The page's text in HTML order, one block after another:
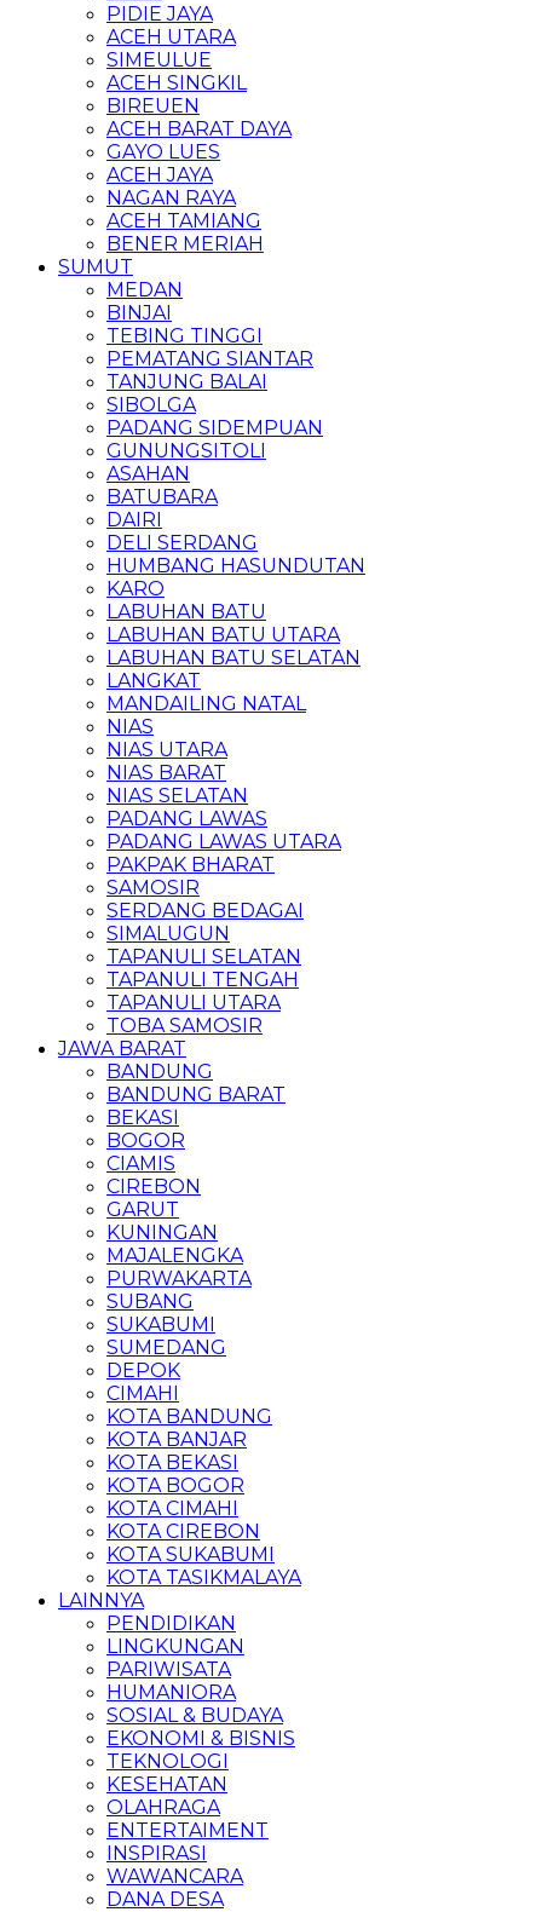
PIDIE JAYA
ACEH UTARA
SIMEULUE
ACEH SINGKIL
BIREUEN
ACEH BARAT DAYA
GAYO LUES
ACEH JAYA
NAGAN RAYA
ACEH TAMIANG
BENER MERIAH
SUMUT
MEDAN
BINJAI
TEBING TINGGI
PEMATANG SIANTAR
TANJUNG BALAI
SIBOLGA
PADANG SIDEMPUAN
GUNUNGSITOLI
ASAHAN
BATUBARA
DAIRI
DELI SERDANG
HUMBANG HASUNDUTAN
KARO
LABUHAN BATU
LABUHAN BATU UTARA
LABUHAN BATU SELATAN
LANGKAT
MANDAILING NATAL
NIAS
NIAS UTARA
NIAS BARAT
NIAS SELATAN
PADANG LAWAS
PADANG LAWAS UTARA
PAKPAK BHARAT
SAMOSIR
SERDANG BEDAGAI
SIMALUGUN
TAPANULI SELATAN
TAPANULI TENGAH
TAPANULI UTARA
TOBA SAMOSIR
JAWA BARAT
BANDUNG
BANDUNG BARAT
BEKASI
BOGOR
CIAMIS
CIREBON
GARUT
KUNINGAN
MAJALENGKA
PURWAKARTA
SUBANG
SUKABUMI
SUMEDANG
DEPOK
CIMAHI
KOTA BANDUNG
KOTA BANJAR
KOTA BEKASI
KOTA BOGOR
KOTA CIMAHI
KOTA CIREBON
KOTA SUKABUMI
KOTA TASIKMALAYA
LAINNYA
PENDIDIKAN
LINGKUNGAN
PARIWISATA
HUMANIORA
SOSIAL & BUDAYA
EKONOMI & BISNIS
TEKNOLOGI
KESEHATAN
OLAHRAGA
ENTERTAIMENT
INSPIRASI
WAWANCARA
DANA DESA